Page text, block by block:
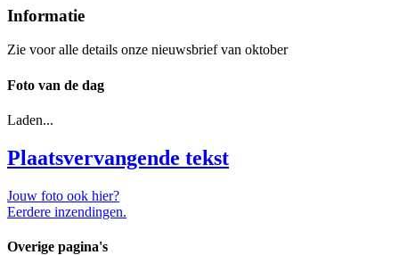
Informatie
Zie voor alle details onze nieuwsbrief van oktober
Foto van de dag
Laden...
Plaatsvervangende tekst
Jouw foto ook hier?
Eerdere inzendingen.
Overige pagina's